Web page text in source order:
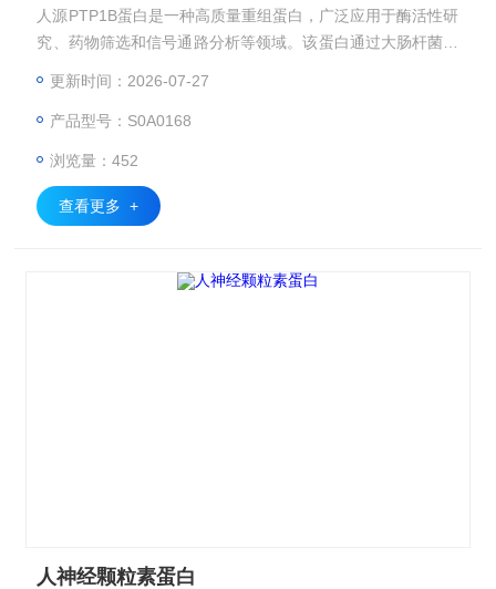
人源PTP1B蛋白是一种高质量重组蛋白，广泛应用于酶活性研
究、药物筛选和信号通路分析等领域。该蛋白通过大肠杆菌表
更新时间：2026-07-27
产品型号：S0A0168
浏览量：452
查看更多 +
人神经颗粒素蛋白